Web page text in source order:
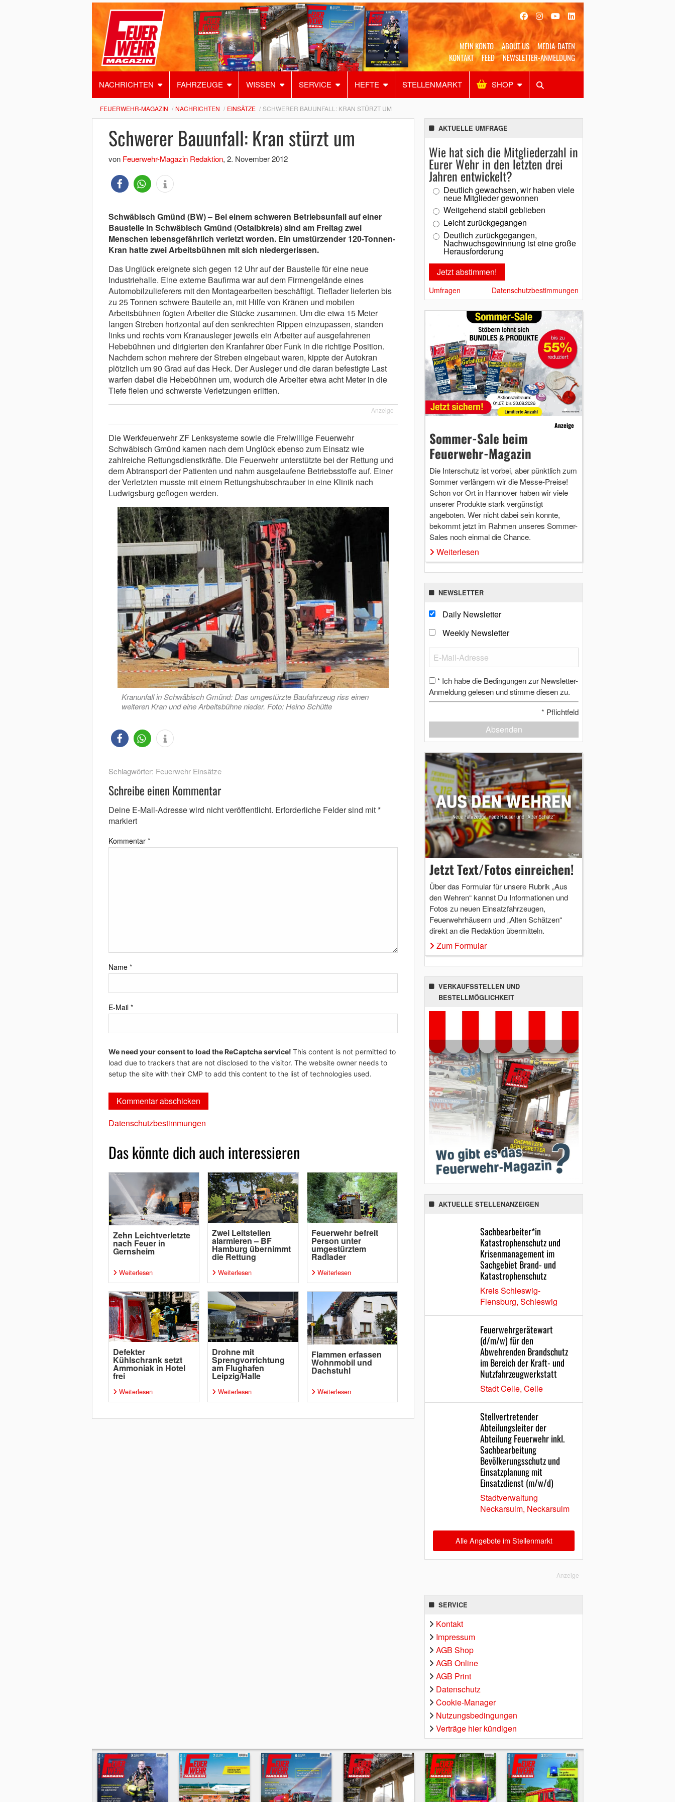
MEIN KONTO ABOUT US
MEDIA-DATEN
KONTAKT
FEED NEWSLETTER-ANMELDUNG
NACHRICHTEN FAHRZEUGE WISSEN SERVICE HEFTE STELLENMARKT SHOP
Alles Shop SUCHEN
FEUERWEHR-MAGAZIN NACHRICHTEN EINSÄTZE SCHWERER BAUUNFALL: KRAN STÜRZT UM
Schwerer Bauunfall: Kran stürzt um
von Feuerwehr-Magazin Redaktion, 2. November 2012
Schwäbisch Gmünd (BW) – Bei einem schweren Betriebsunfall auf einer
Baustelle in Schwäbisch Gmünd (Ostalbkreis) sind am Freitag zwei
Menschen lebensgefährlich verletzt worden. Ein umstürzender 120-Tonnen-
Kran hatte zwei Arbeitsbühnen mit sich niedergerissen.
Das Unglück ereignete sich gegen 12 Uhr auf der Baustelle für eine neue
Industriehalle. Eine externe Baufirma war auf dem Firmengelände eines
Automobilzulieferers mit den Montagearbeiten beschäftigt. Tieflader lieferten bis
zu 25 Tonnen schwere Bauteile an, mit Hilfe von Kränen und mobilen
Arbeitsbühnen fügten Arbeiter die Stücke zusammen. Um die etwa 15 Meter
langen Streben horizontal auf den senkrechten Rippen einzupassen, standen
links und rechts vom Kranausleger jeweils ein Arbeiter auf ausgefahrenen
Hebebühnen und dirigierten den Kranfahrer über Funk in die richtige Position.
Nachdem schon mehrere der Streben eingebaut waren, kippte der Autokran
plötzlich um 90 Grad auf das Heck. Der Ausleger und die daran befestigte Last
warfen dabei die Hebebühnen um, wodurch die Arbeiter etwa acht Meter in die
Tiefe fielen und schwerste Verletzungen erlitten.
Anzeige
Die Werkfeuerwehr ZF Lenksysteme sowie die Freiwillige Feuerwehr
Schwäbisch Gmünd kamen nach dem Unglück ebenso zum Einsatz wie
zahlreiche Rettungsdienstkräfte. Die Feuerwehr unterstützte bei der Rettung und
dem Abtransport der Patienten und nahm ausgelaufene Betriebsstoffe auf. Einer
der Verletzten musste mit einem Rettungshubschrauber in eine Klinik nach
Ludwigsburg geflogen werden.
Kranunfall in Schwäbisch Gmünd: Das umgestürzte Baufahrzeug riss einen
weiteren Kran und eine Arbeitsbühne nieder. Foto: Heino Schütte
Schlagwörter: Feuerwehr Einsätze
Schreibe einen Kommentar
Deine E-Mail-Adresse wird nicht veröffentlicht. Erforderliche Felder sind mit*
markiert
Kommentar *
Name *
E-Mail *
We need your consent to load the ReCaptcha service! This content is not permitted to
load due to trackers that are not disclosed to the visitor. The website owner needs to
setup the site with their CMP to add this content to the list of technologies used.
Datenschutzbestimmungen
Das könnte dich auch interessieren
Zehn Leichtverletzte
nach Feuer in
Gernsheim
Weiterlesen
Zwei Leitstellen
alarmieren – BF
Hamburg übernimmt
die Rettung
Weiterlesen
Feuerwehr befreit
Person unter
umgestürztem
Radlader
Weiterlesen
Defekter
Kühlschrank setzt
Ammoniak in Hotel
frei
Weiterlesen
Drohne mit
Sprengvorrichtung
am Flughafen
Leipzig/Halle
Weiterlesen
Flammen erfassen
Wohnmobil und
Dachstuhl
Weiterlesen
AKTUELLE UMFRAGE
Wie hat sich die Mitgliederzahl in
Eurer Wehr in den letzten drei
Jahren entwickelt?
Deutlich gewachsen, wir haben viele
neue Mitglieder gewonnen
Weitgehend stabil geblieben
Leicht zurückgegangen
Deutlich zurückgegangen,
Nachwuchsgewinnung ist eine große
Herausforderung
Umfragen Datenschutzbestimmungen
Anzeige
Sommer-Sale beim
Feuerwehr-Magazin
Die Interschutz ist vorbei, aber pünktlich zum
Sommer verlängern wir die Messe-Preise!
Schon vor Ort in Hannover haben wir viele
unserer Produkte stark vergünstigt
angeboten. Wer nicht dabei sein konnte,
bekommt jetzt im Rahmen unseres Sommer-
Sales noch einmal die Chance.
Weiterlesen
NEWSLETTER
Daily Newsletter
Weekly Newsletter
* Ich habe die Bedingungen zur Newsletter-
Anmeldung gelesen und stimme diesen zu.
* Pflichtfeld
Absenden
Jetzt Text/Fotos einreichen!
Über das Formular für unsere Rubrik „Aus
den Wehren“ kannst Du Informationen und
Fotos zu neuen Einsatzfahrzeugen,
Feuerwehrhäusern und „Alten Schätzen“
direkt an die Redaktion übermitteln.
Zum Formular
VERKAUFSSTELLEN UND
BESTELLMÖGLICHKEIT
AKTUELLE STELLENANZEIGEN
Sachbearbeiter*in
Katastrophenschutz und
Krisenmanagement im
Sachgebiet Brand- und
Katastrophenschutz
Kreis Schleswig-
Flensburg, Schleswig
Feuerwehrgerätewart
(d/m/w) für den
Abwehrenden Brandschutz
im Bereich der Kraft- und
Nutzfahrzeugwerkstatt
Stadt Celle, Celle
Stellvertretender
Abteilungsleiter der
Abteilung Feuerwehr inkl.
Sachbearbeitung
Bevölkerungsschutz und
Einsatzplanung mit
Einsatzdienst (m/w/d)
Stadtverwaltung
Neckarsulm, Neckarsulm
Alle Angebote im Stellenmarkt
Anzeige
SERVICE
Kontakt
Impressum
AGB Shop
AGB Online
AGB Print
Datenschutz
Cookie-Manager
Nutzungsbedingungen
Verträge hier kündigen